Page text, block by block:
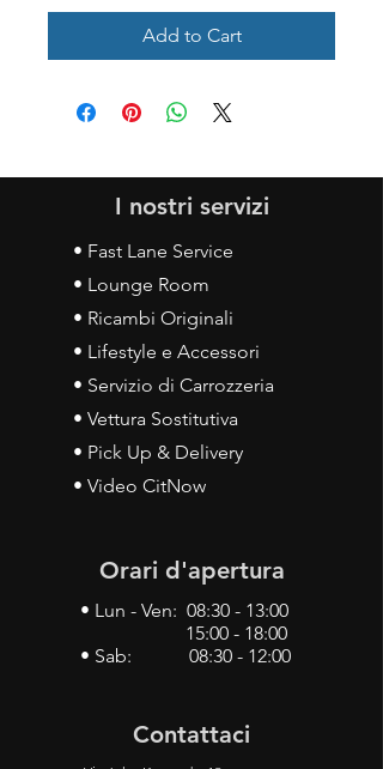
Add to Cart
I nostri servizi
• Fast Lane Service
• Lounge Room
• Ricambi Originali
• Lifestyle e Accessori
• Servizio di Carrozzeria
• Vettura Sostitutiva
• Pick Up & Delivery
• Video CitNow
Orari d'apertura
• Lun - Ven: 08:30 - 13:00
15:00 - 18:00
• Sab: 08:30 - 12:00
Contattaci